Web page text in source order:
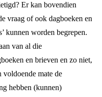
Er kan bovendien
vraag of ook dagboeken en
kunnen worden begrepen.
van al die
en brieven en zo niet,
voldoende mate de
hebben (kunnen)